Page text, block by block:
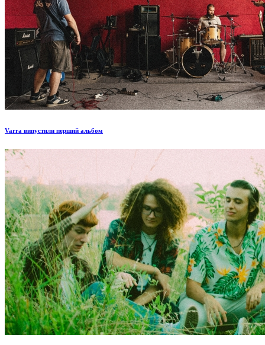
Varra випустили перший альбом